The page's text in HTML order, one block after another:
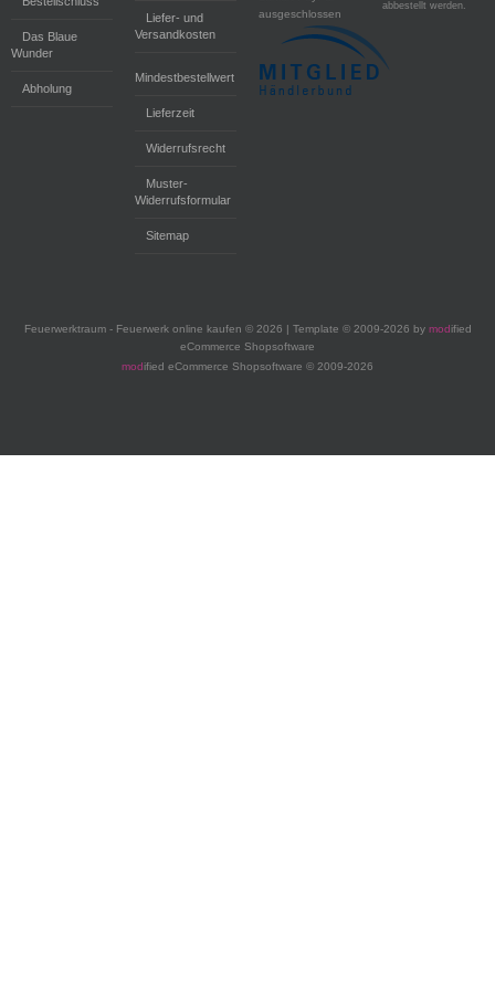
Das Blaue
Wunder
Abholung
Liefer- und
Versandkosten
Mindestbestellwert
Lieferzeit
Widerrufsrecht
Muster-
Widerrufsformular
Sitemap
ausgeschlossen
abbestellt werden.
Feuerwerktraum - Feuerwerk online kaufen © 2026 | Template © 2009-2026 by modified
eCommerce Shopsoftware
modified eCommerce Shopsoftware © 2009-2026